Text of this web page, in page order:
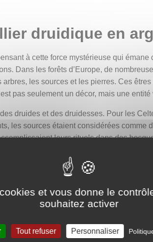
druidique en
à cette force mystérieuse qui
Dans les forêts d’Europe, de
les sources et les pierres. Ces
pas seulement un décor, mais une entité
druides et des druidesses. Pour les
les sources étaient considérées comme
leurs rituels dans des
l’if, symbole d’éternité, et le gui,
et protectrices.
un bijou qui aurait pu être porté par
En son centre repose un grand
orange incandescent, jaune doré,
lumineuses, tantôt des branchages se
et vous donne le
souhaitez activer
Tout refuser Personnaliser